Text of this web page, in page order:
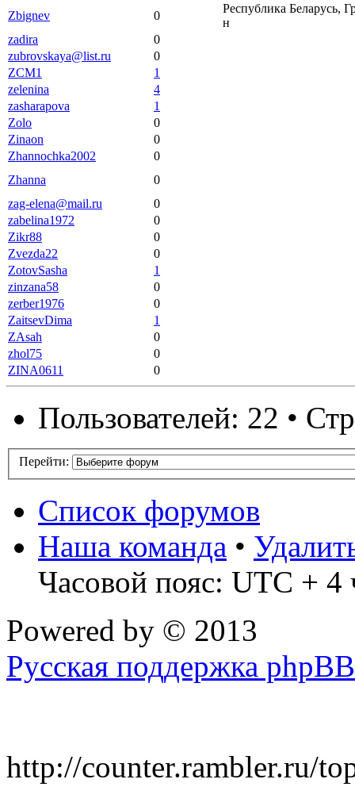
Zbignev
0
Республика Беларусь,
н
zadira
0
zubrovskaya@list.ru
0
ZCM1
1
zelenina
4
zasharapova
1
Zolo
0
Zinaon
0
Zhannochka2002
0
Zhanna
0
zag-elena@mail.ru
0
zabelina1972
0
Zikr88
0
Zvezda22
0
ZotovSasha
1
zinzana58
0
zerber1976
0
ZaitsevDima
1
ZAsah
0
zhol75
0
ZINA0611
0
Пользователей: 22 •
Перейти:
Список форумов
Наша команда •
Часовой пояс: UTC + 4
Powered by © 2013
Русская поддержка phpBB
http://counter.rambler.ru/